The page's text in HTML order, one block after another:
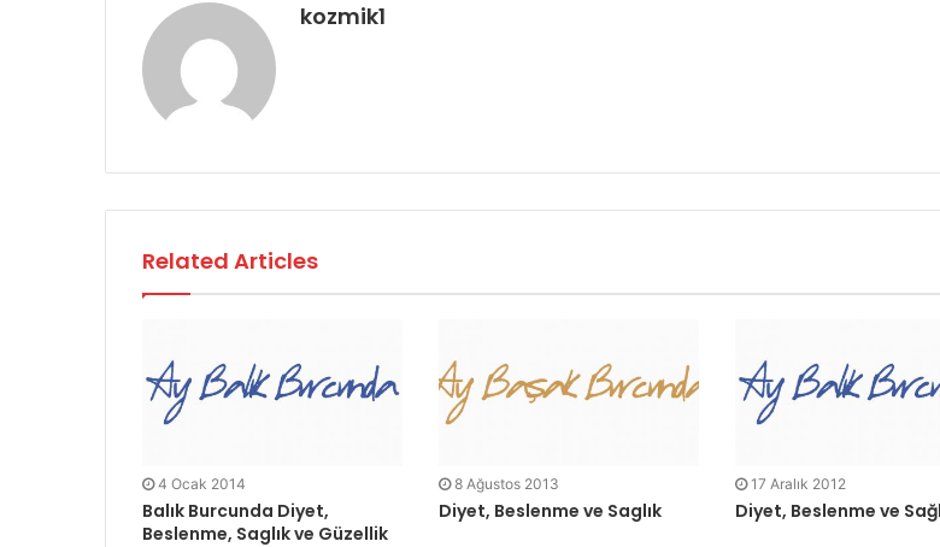
kozmik1
Related Articles
4 Ocak 2014
Balık Burcunda Diyet,
Beslenme, Saglık ve Güzellik
8 Ağustos 2013
Diyet, Beslenme ve Saglık
17 Aralık 2012
Diyet, Beslenme ve